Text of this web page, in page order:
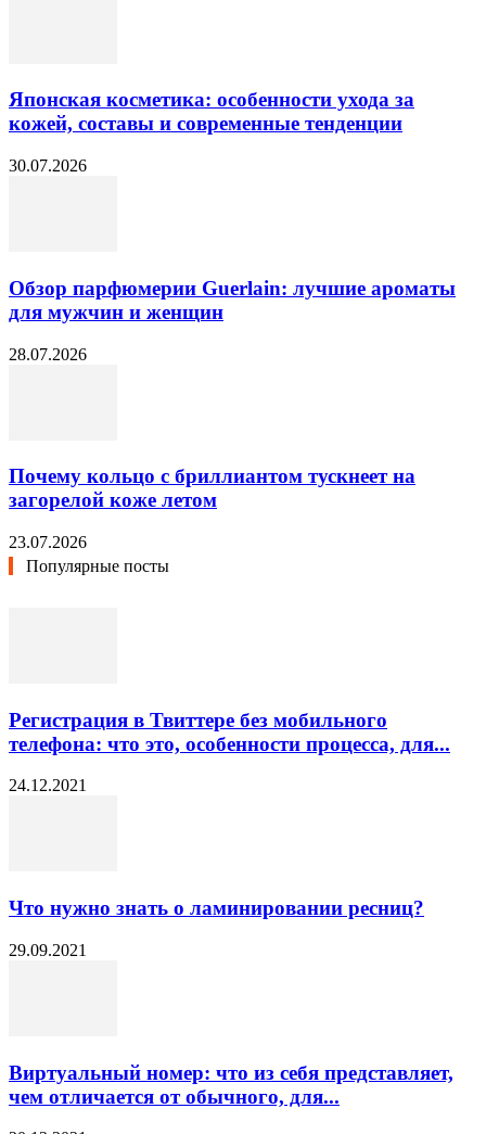
Японская косметика: особенности ухода за
кожей, составы и современные тенденции
30.07.2026
Обзор парфюмерии Guerlain: лучшие ароматы
для мужчин и женщин
28.07.2026
Почему кольцо с бриллиантом тускнеет на
загорелой коже летом
23.07.2026
Популярные посты
Регистрация в Твиттере без мобильного
телефона: что это, особенности процесса, для...
24.12.2021
Что нужно знать о ламинировании ресниц?
29.09.2021
Виртуальный номер: что из себя представляет,
чем отличается от обычного, для...